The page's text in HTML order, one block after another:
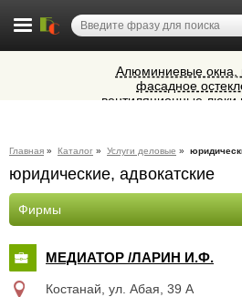
Алюминиевые окна,
фасадное
вентиляционные люки
Cocoage - европейская
для вечером
Главная » Каталог » Услуги деловые »
юридические, адвокатские
Фирмы
МЕДИАТОР /ЛАРИН И.Ф.
Костанай, ул. Абая, 39 А